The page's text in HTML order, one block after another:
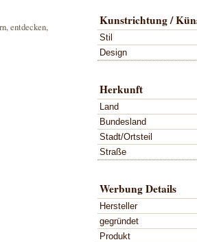
Kunstrichtung /
Stil
Design
Herkunft
Land
Bundesland
Stadt/Ortsteil
Straße
Werbung Details
Hersteller
gegründet
Produkt